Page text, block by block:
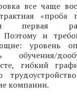
все чаще
«проба
первая
Поэтому и
уровень
обучения/
гибкий
компании.